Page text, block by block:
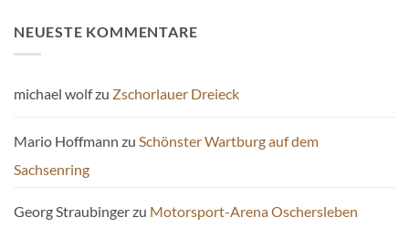
NEUESTE KOMMENTARE
michael wolfzu Zschorlauer Dreieck
Mario Hoffmann zu Schönster Wartburg auf dem
Sachsenring
Georg Straubingerzu Motorsport-Arena Oschersleben